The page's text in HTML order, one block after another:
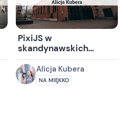
PixiJS w
skandynawskich
podziemiach (z
japońskim akcentem)
Alicja Kubera
NA MIĘKKO